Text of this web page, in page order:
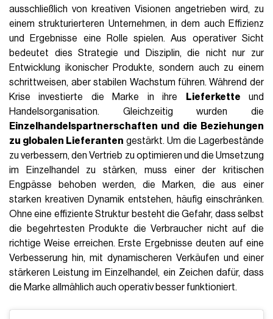
ausschließlich von kreativen Visionen angetrieben wird, zu
einem strukturierteren Unternehmen, in dem auch Effizienz
und Ergebnisse eine Rolle spielen. Aus operativer Sicht
bedeutet dies Strategie und Disziplin, die nicht nur zur
Entwicklung ikonischer Produkte, sondern auch zu einem
schrittweisen, aber stabilen Wachstum führen. Während der
Krise investierte die Marke in ihre
Lieferkette und
Handelsorganisation. Gleichzeitig wurden die
Einzelhandelspartnerschaften und die Beziehungen
zu globalen Lieferanten gestärkt. Um die Lagerbestände
zu verbessern, den Vertrieb zu optimieren und die Umsetzung
im Einzelhandel zu stärken, muss einer der kritischen
Engpässe behoben werden, die Marken, die aus einer
starken kreativen Dynamik entstehen, häufig einschränken.
Ohne eine effiziente Struktur besteht die Gefahr, dass selbst
die begehrtesten Produkte die Verbraucher nicht auf die
richtige Weise erreichen. Erste Ergebnisse deuten auf eine
Verbesserung hin, mit dynamischeren Verkäufen und einer
stärkeren Leistung im Einzelhandel, ein Zeichen dafür, dass
die Marke allmählich auch operativ besser funktioniert.